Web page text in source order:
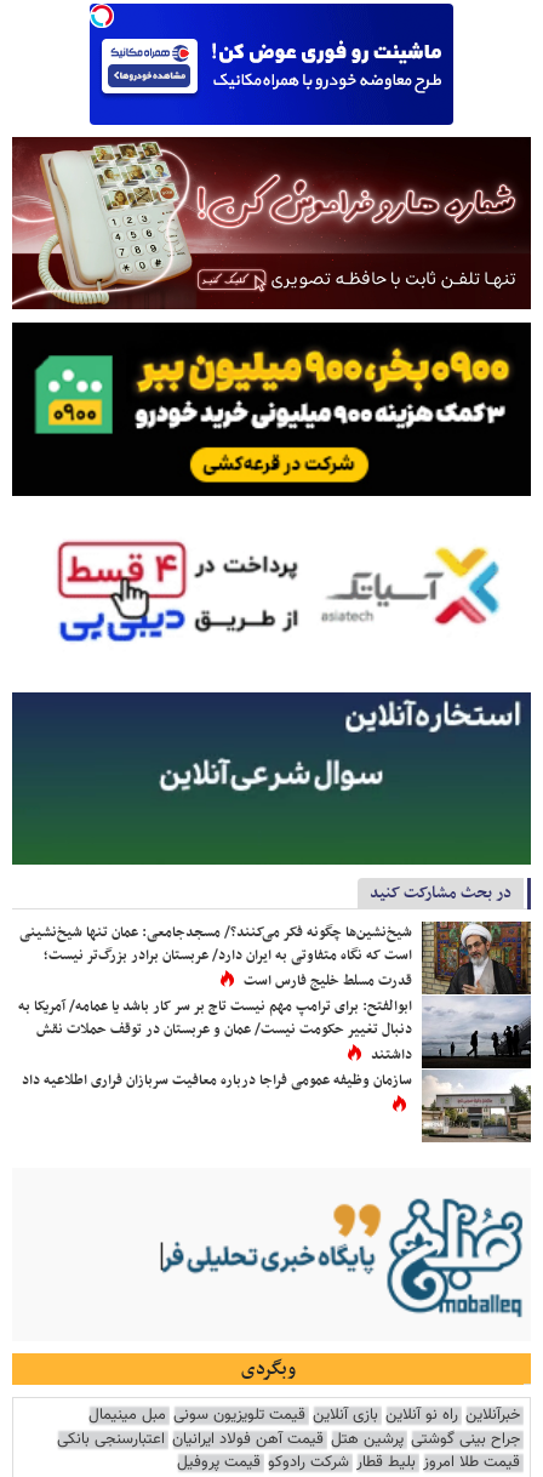
در بحث مشارکت کنید
شیخ‌نشین‌ها چگونه فکر می‌کنند؟/ مسجدجامعی: عمان تنها شیخ‌نشینی
است که نگاه متفاوتی به ایران دارد/ عربستان برادر بزرگ‌تر نیست؛
قدرت مسلط خلیج فارس است
ابوالفتح: برای ترامپ مهم نیست تاج بر سر کار باشد یا عمامه/ آمریکا به
دنبال تغییر حکومت نیست/ عمان و عربستان در توقف حملات نقش
داشتند
سازمان وظیفه عمومی فراجا درباره معافیت سربازان فراری اطلاعیه داد
وبگردی
خبرآنلاین راه نو آنلاین بازی آنلاین قیمت تلویزیون سونی مبل مینیمال
جراح بینی گوشتی پرشین هتل قیمت آهن فولاد ایرانیان اعتبارسنجی بانکی
قیمت طلا امروز بلیط قطار شرکت رادوکو قیمت پروفیل